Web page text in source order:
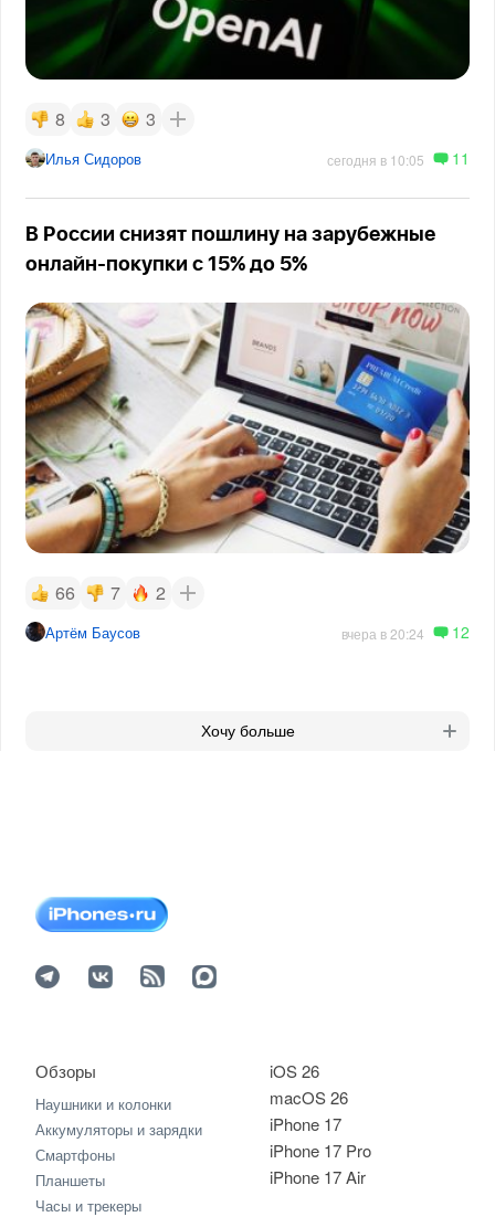
8 3 3
Илья Сидоров сегодня в 10:05 11
В России снизят пошлину на зарубежные
онлайн-покупки с 15% до 5%
66 7 2
Артём Баусов вчера в 20:24 12
Хочу больше
iOS 26
macOS 26
iPhone 17
iPhone 17 Pro
iPhone 17 Air
Обзоры
Наушники и колонки
Аккумуляторы и зарядки
Смартфоны
Планшеты
Часы и трекеры